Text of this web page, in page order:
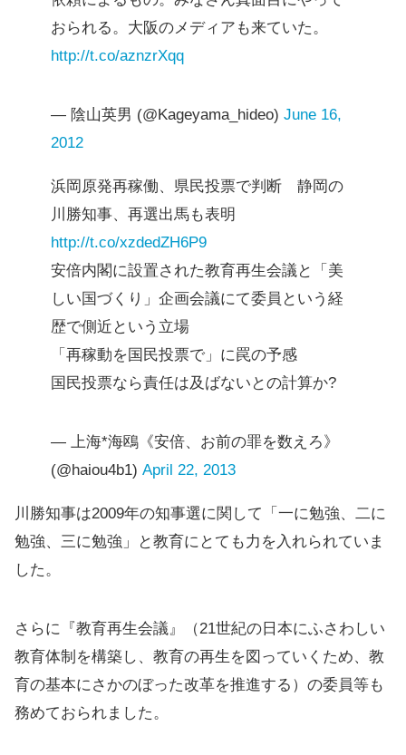
おられる。大阪のメディアも来ていた。
http://t.co/aznzrXqq
— 陰山英男 (@Kageyama_hideo) June 16,
2012
浜岡原発再稼働、県民投票で判断 静岡の
川勝知事、再選出馬も表明
http://t.co/xzdedZH6P9
安倍内閣に設置された教育再生会議と「美
しい国づくり」企画会議にて委員という経
歴で側近という立場
「再稼動を国民投票で」に罠の予感
国民投票なら責任は及ばないとの計算か?
— 上海*海鴎《安倍、お前の罪を数えろ》
(@haiou4b1) April 22, 2013
川勝知事は2009年の知事選に関して「一に勉強、二に
勉強、三に勉強」と教育にとても力を入れられていま
した。
さらに『教育再生会議』（21世紀の日本にふさわしい
教育体制を構築し、教育の再生を図っていくため、教
育の基本にさかのぼった改革を推進する）の委員等も
務めておられました。